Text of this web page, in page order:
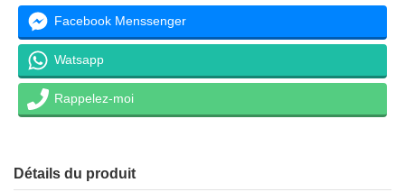
Facebook Menssenger
Watsapp
Rappelez-moi
Détails du produit